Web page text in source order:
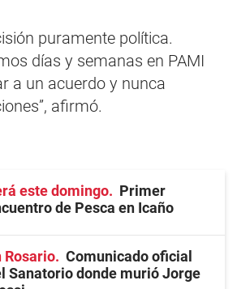
puramente política.
días y semanas en PAMI
a un acuerdo y nunca
afirmó.
este domingo
Primer
de Pesca en Icaño
Rosario
Comunicado oficial
Sanatorio donde murió Jorge